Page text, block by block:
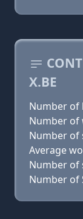
X.BE
Number of
Number of
Number of
Average
Number of
Number of